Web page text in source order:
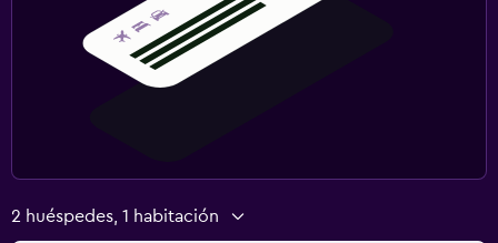
2 huéspedes, 1 habitación